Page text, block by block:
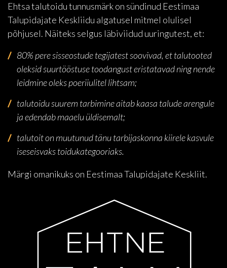
Ehtsa talutoidu tunnusmärk on sündinud Eestimaa
Talupidajate Keskliidu algatusel mitmel olulisel
põhjusel. Näiteks selgus läbiviidud uuringutest, et:
80% pere sisseostude tegijatest soovivad, et talutooted
oleksid suurtööstuse toodangust eristatavad ning nende
leidmine oleks poeriiulitel lihtsam;
talutoidu suurem tarbimine aitab kaasa talude arengule
ja edendab maaelu üldisemalt;
talutoit on muutunud tänu tarbijaskonna kiirele kasvule
iseseisvaks toidukategooriaks.
Märgi omanikuks on Eestimaa Talupidajate Keskliit.